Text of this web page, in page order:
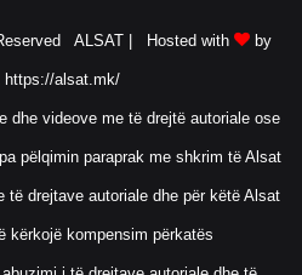
ALSAT | Hosted with by
https://alsat.mk/
dhe videove me të drejtë autoriale ose
pëlqimin paraprak me shkrim të Alsat
të drejtave autoriale dhe për këtë Alsat
kërkojë kompensim përkatës